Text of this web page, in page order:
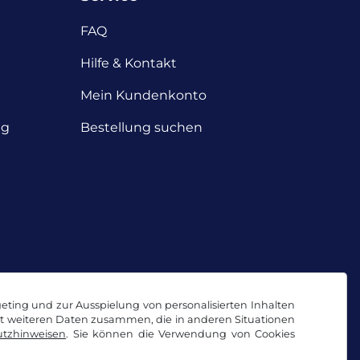
und zur Ausspielung von personalisierten Inhalten
Daten zusammen, die in anderen Situationen
. Sie können die Verwendung von Cookies
FAQ
Hilfe & Kontakt
Mein Kundenkonto
Bestellung suchen